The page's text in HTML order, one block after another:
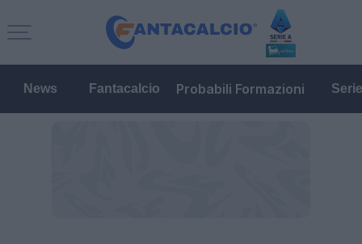
News Fantacalcio Probabili Formazioni